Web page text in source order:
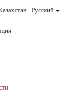
-Pусский